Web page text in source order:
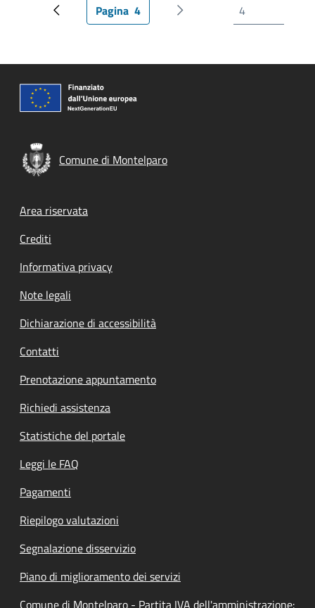
Pagina precedentePagina attuale
Pagina 4 Prossima pagina
Comune di Montelparo
Footer menu
Area riservata
Crediti
Informativa privacy
Note legali
Dichiarazione di accessibilità
Contatti
Prenotazione appuntamento
Richiedi assistenza
Statistiche del portale
Leggi le FAQ
Pagamenti
Riepilogo valutazioni
Segnalazione disservizio
Piano di miglioramento dei servizi
Comune di Montelparo - Partita IVA dell'amministrazione: